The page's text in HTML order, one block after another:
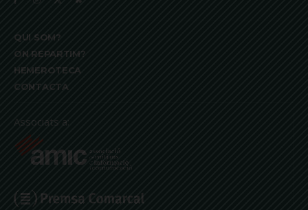
QUI SOM?
ON REPARTIM?
HEMEROTECA
CONTACTA
Associats a: